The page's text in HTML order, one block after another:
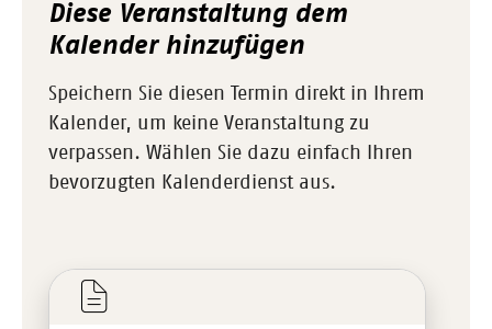
Diese Veranstaltung dem
Kalender hinzufügen
Speichern Sie diesen Termin direkt in Ihrem
Kalender, um keine Veranstaltung zu
verpassen. Wählen Sie dazu einfach Ihren
bevorzugten Kalenderdienst aus.